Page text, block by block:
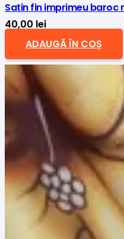
Satin fin imprimeu baroc
40,00 lei
ADAUGĂ ÎN COȘ